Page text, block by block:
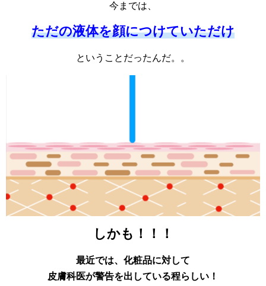
今までは、
ただの液体を顔につけていただけ
ということだったんだ。。
しかも！！！
最近では、化粧品に対して
皮膚科医が警告を出している程らしい！